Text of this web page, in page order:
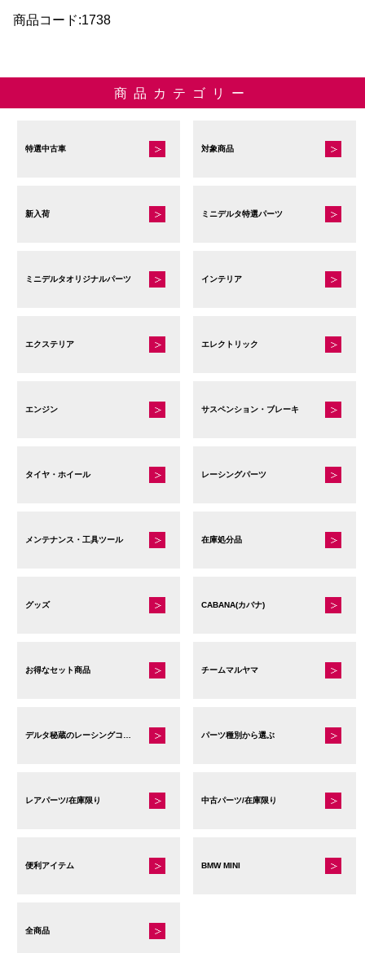
商品コード:1738
商品カテゴリー
特選中古車 対象商品
新入荷 ミニデルタ特選パーツ
ミニデルタオリジナルパーツ インテリア
エクステリア エレクトリック
エンジン サスペンション・ブレーキ
タイヤ・ホイール レーシングパーツ
メンテナンス・工具ツール 在庫処分品
グッズ CABANA(カバナ)
お得なセット商品 チームマルヤマ
パーツ種別から選ぶ
レアパーツ/在庫限り 中古パーツ/在庫限り
便利アイテム BMW MINI
全商品